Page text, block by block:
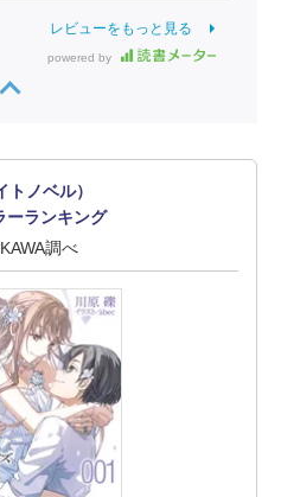
レビューをもっと見る
powered by
トノベル）
ーランキング
調べ